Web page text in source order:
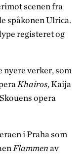
scenen fra
spåkonen Ulrica.
registeret og
nyere verker, som
Khairos, Kaija
opera
i Praha som
Flammenav